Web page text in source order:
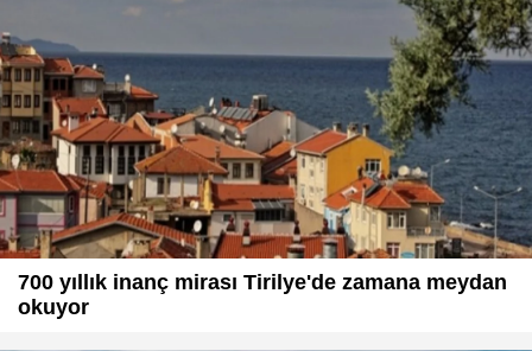
700 yıllık inanç mirası Tirilye'de zamana meydan
okuyor